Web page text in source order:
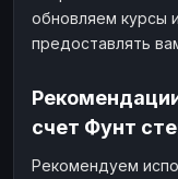
обновляем курсы
предоставлять
счет Фунт
Рекомендуем